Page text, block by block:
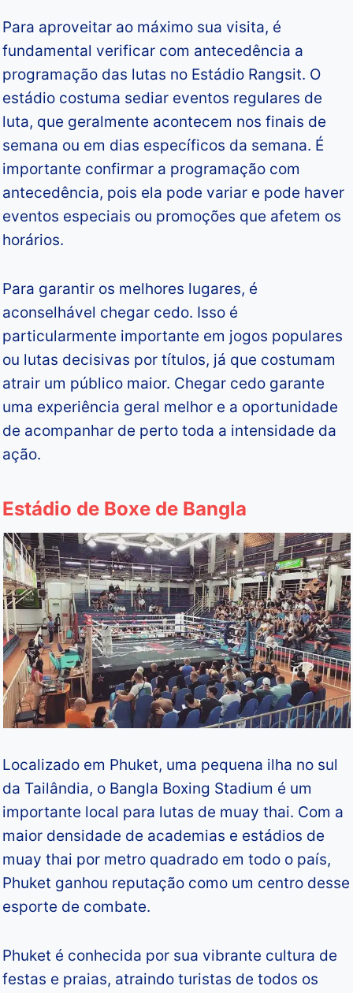
Para aproveitar ao máximo sua visita, é
fundamental verificar com antecedência a
programação das lutas no Estádio Rangsit. O
estádio costuma sediar eventos regulares de
luta, que geralmente acontecem nos finais de
semana ou em dias específicos da semana. É
importante confirmar a programação com
antecedência, pois ela pode variar e pode haver
eventos especiais ou promoções que afetem os
horários.
Para garantir os melhores lugares, é
aconselhável chegar cedo. Isso é
particularmente importante em jogos populares
ou lutas decisivas por títulos, já que costumam
atrair um público maior. Chegar cedo garante
uma experiência geral melhor e a oportunidade
de acompanhar de perto toda a intensidade da
ação.
Estádio de Boxe de Bangla
Localizado em Phuket, uma pequena ilha no sul
da Tailândia, o Bangla Boxing Stadium é um
importante local para lutas de muay thai. Com a
maior densidade de academias e estádios de
muay thai por metro quadrado em todo o país,
Phuket ganhou reputação como um centro desse
esporte de combate.
Phuket é conhecida por sua vibrante cultura de
festas e praias, atraindo turistas de todos os